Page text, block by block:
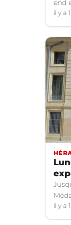
end
le
il y a
il y a